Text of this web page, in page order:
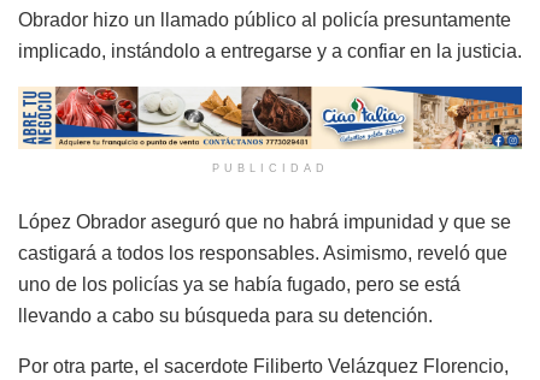
Obrador hizo un llamado público al policía presuntamente
implicado, instándolo a entregarse y a confiar en la justicia.
PUBLICIDAD
López Obrador aseguró que no habrá impunidad y que se
castigará a todos los responsables. Asimismo, reveló que
uno de los policías ya se había fugado, pero se está
llevando a cabo su búsqueda para su detención.
Por otra parte, el sacerdote Filiberto Velázquez Florencio,